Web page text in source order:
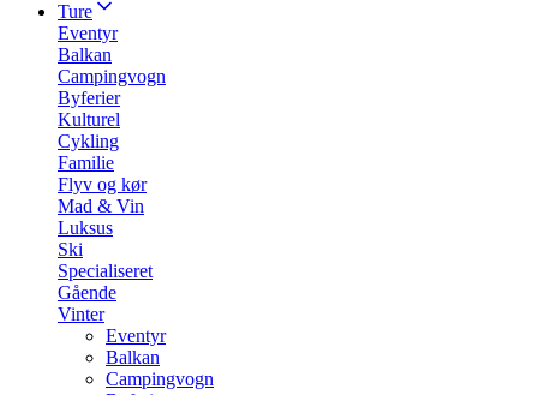
Ture
Eventyr
Balkan
Campingvogn
Byferier
Kulturel
Cykling
Familie
Flyv og kør
Mad & Vin
Luksus
Ski
Specialiseret
Gående
Vinter
Eventyr
Balkan
Campingvogn